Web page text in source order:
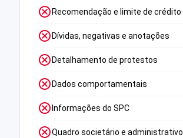
Recomendação e limite de crédito
Dívidas, negativas e anotações
Detalhamento de protestos
Dados comportamentais
Informações do SPC
Quadro societário e administrativo